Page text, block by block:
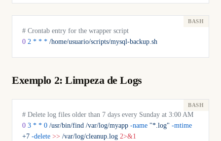
# Crontab entry for the wrapper script
0 2 * * * /home/usuario/scripts/mysql-backup.sh
Exemplo 2: Limpeza de Logs
# Delete log files older than 7 days every Sunday at 3:00 AM
0 3 * * 0 /usr/bin/find /var/log/myapp -name "*.log" -mtime
+7 -delete >> /var/log/cleanup.log 2>&1